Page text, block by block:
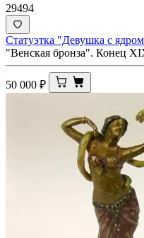
29494
Статуэтка "Девушка с
"Венская бронза". Конец
50 000 ₽